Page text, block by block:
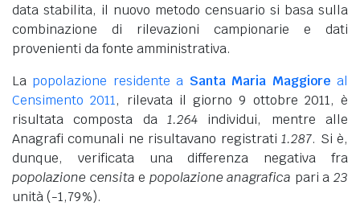
data stabilita, il nuovo metodo censuario si basa sulla
combinazione di rilevazioni campionarie e dati
provenienti da fonte amministrativa.
La popolazione residente a Santa Maria Maggiore al
Censimento 2011, rilevata il giorno 9 ottobre 2011, è
risultata composta da 1.264 individui, mentre alle
Anagrafi comunali ne risultavano registrati1.287. Si è,
dunque, verificata una differenza negativa fra
popolazione censita e popolazione anagrafica pari a23
unità (-1,79%).